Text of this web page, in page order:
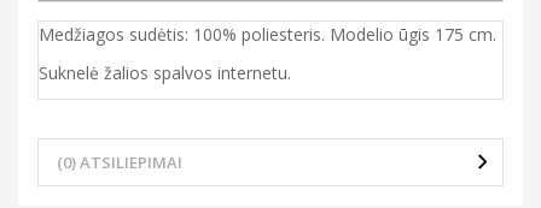
Medžiagos sudėtis: 100% poliesteris. Modelio ūgis 175 cm.
Suknelė žalios spalvos internetu.
(0) ATSILIEPIMAI